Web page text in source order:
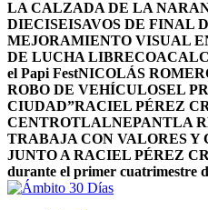
LA CALZADA DE LA
DIECISEISAVOS DE FINAL
MEJORAMIENTO VISUAL
DE LUCHA LIBRE
el Papi FestNICOLÁS
ROBO DE VEHÍCULOSEL
CIUDAD”RACIEL PÉREZ
CENTROTLALNEPANTLA
TRABAJA CON VALORES Y
JUNTO A RACIEL PÉREZ
durante el primer cuatrimestre